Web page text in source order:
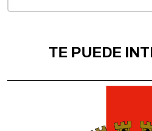
TE PUEDE